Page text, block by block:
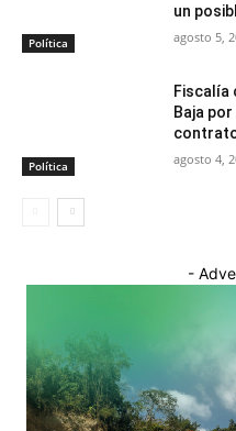
Política
un
agosto 5,
Política
Fiscalía
Baja
agosto 4,
-